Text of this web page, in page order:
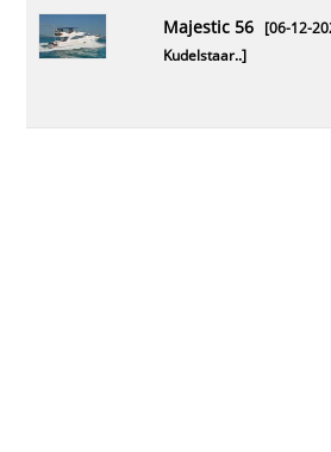
majestic 56[06-12-
Kudelstaar..]